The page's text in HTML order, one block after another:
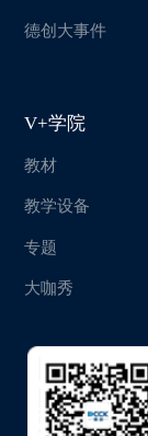
德创大事件
V+学院
教材
教学设备
专题
大咖秀